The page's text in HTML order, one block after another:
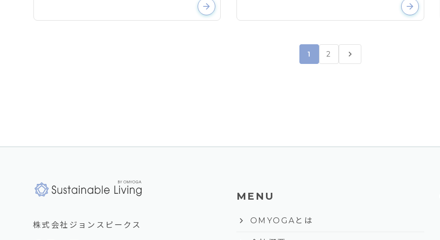
arrow_forward arrow_forward
1 2 chevron_right
株式会社ジョンスピークス
MENU
keyboard_arrow_right OMYOGAとは